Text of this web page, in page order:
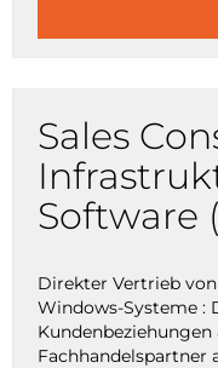
Sales
Software
Direkter Vertrieb
Windows-Systeme :
Fachhandelspartner